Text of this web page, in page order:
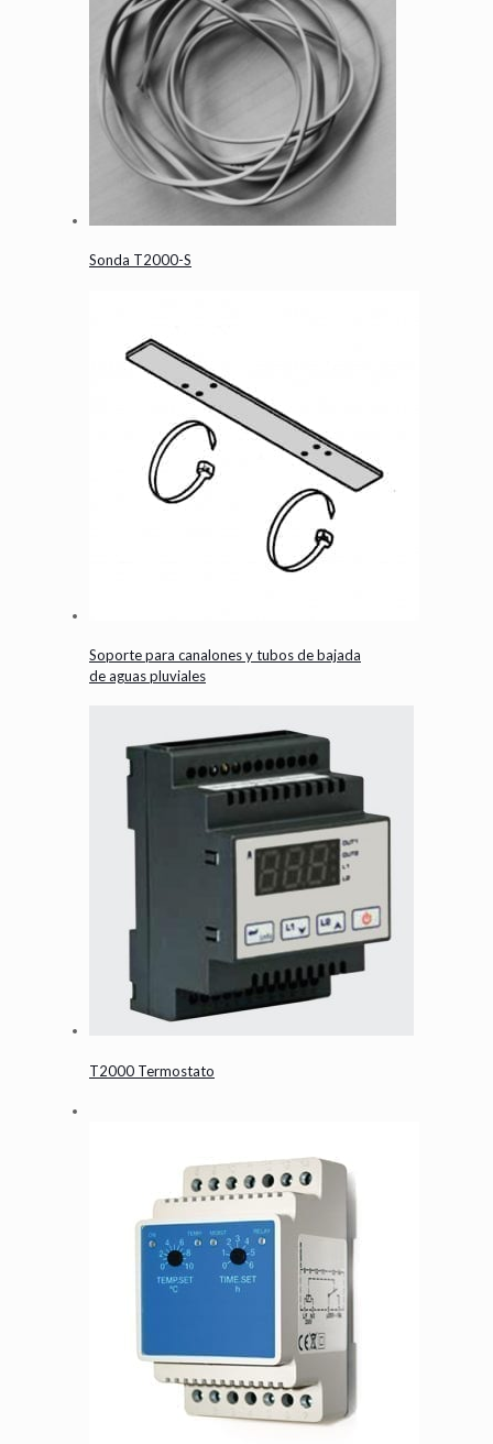
Sonda T2000-S
Soporte para canalones y tubos de bajada
de aguas pluviales
T2000 Termostato